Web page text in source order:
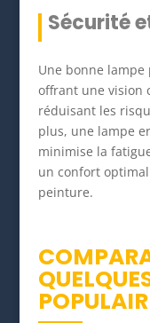
Sécurité
Une bonne
offrant une vision
réduisant les
plus, une lampe
minimise la
un confort
peinture.